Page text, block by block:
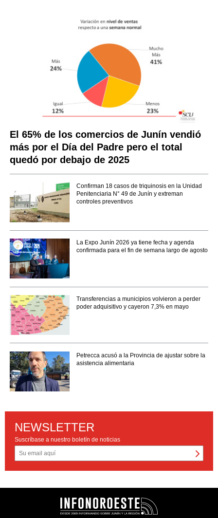
El 65% de los comercios de Junín vendió
más por el Día del Padre pero el total
quedó por debajo de 2025
Confirman 18 casos de triquinosis en la Unidad
Penitenciaria N° 49 de Junín y extreman
controles preventivos
La Expo Junín 2026 ya tiene fecha y agenda
confirmada para el fin de semana largo de agosto
Transferencias a municipios volvieron a perder
poder adquisitivo y cayeron 7,3% en mayo
Petrecca acusó a la Provincia de ajustar sobre la
asistencia alimentaria
NEWSLETTER
Suscríbase a nuestro boletín de noticias